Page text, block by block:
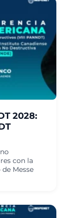
2028:
con la
Messe